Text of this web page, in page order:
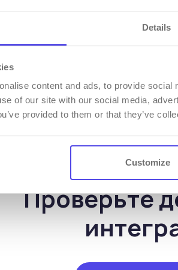
Details
content and ads, to provide
of our site with our social media,
provided to them or that they’ve
Customize
Проверьте